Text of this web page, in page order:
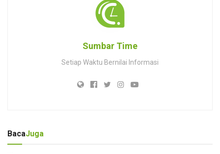
Sumbar Time
Setiap Waktu Bernilai Informasi
BacaJuga